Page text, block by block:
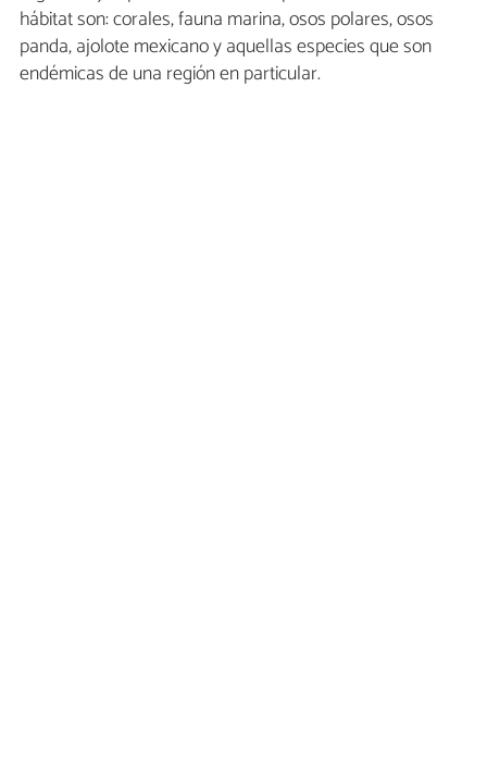
hábitat son: corales, fauna marina, osos polares, osos
panda, ajolote mexicano y aquellas especies que son
endémicas de una región en particular.